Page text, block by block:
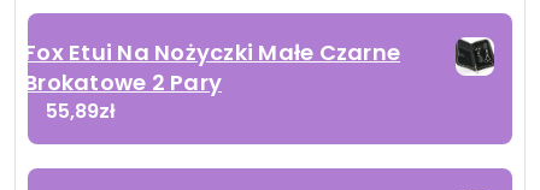
Fox Etui Na Nożyczki Małe Czarne
Brokatowe 2 Pary
55,89zł